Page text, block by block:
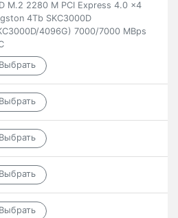
M.2 2280 M PCI Express 4.0 x4
4Tb SKC3000D
4096G) 7000/7000 MBps